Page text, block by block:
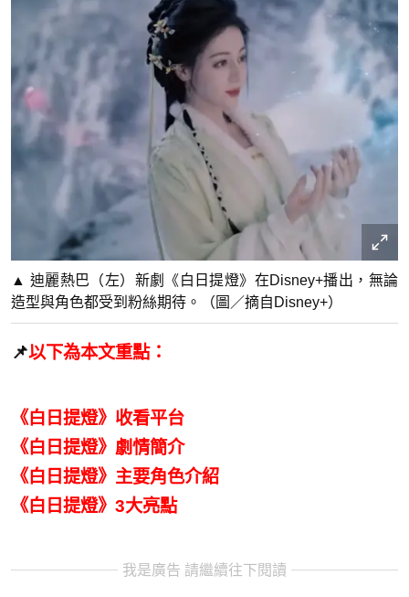
▲ 迪麗熱巴（左）新劇《白日提燈》在Disney+播出，無論
造型與角色都受到粉絲期待。（圖／摘自Disney+）
📌以下為本文重點：
《白日提燈》收看平台
《白日提燈》劇情簡介
《白日提燈》主要角色介紹
《白日提燈》3大亮點
我是廣告 請繼續往下閱讀